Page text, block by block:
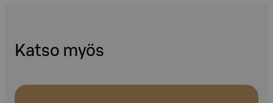
Katso myös